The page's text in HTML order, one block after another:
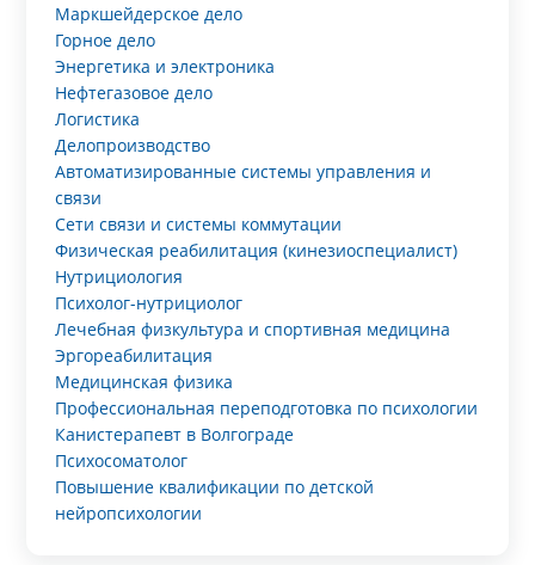
Маркшейдерское дело
Горное дело
Энергетика и электроника
Нефтегазовое дело
Логистика
Делопроизводство
Автоматизированные системы управления и
связи
Сети связи и системы коммутации
Физическая реабилитация (кинезиоспециалист)
Нутрициология
Психолог-нутрициолог
Лечебная физкультура и спортивная медицина
Эргореабилитация
Медицинская физика
Профессиональная переподготовка по психологии
Канистерапевт в Волгограде
Психосоматолог
Повышение квалификации по детской
нейропсихологии